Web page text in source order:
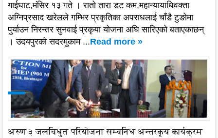
गाईघाट,मंसिर १३ गते । रातो तारा डट कम,महान्यायाधिवक्ता
अग्निप्रसाद खरेलले गम्भिर प्रकृतिका अपराधलाई चाँडै टुङोमा
पुर्याउन निरन्तर सुनवाई प्रकृया योजना अघि सारिएको बताएकाछन्
। उदयपुरको सदरमुकाम ...Read more »
अरुण ३ जलविधुत परियोजना सम्वनिध अन्तरकृय कार्यक्रम